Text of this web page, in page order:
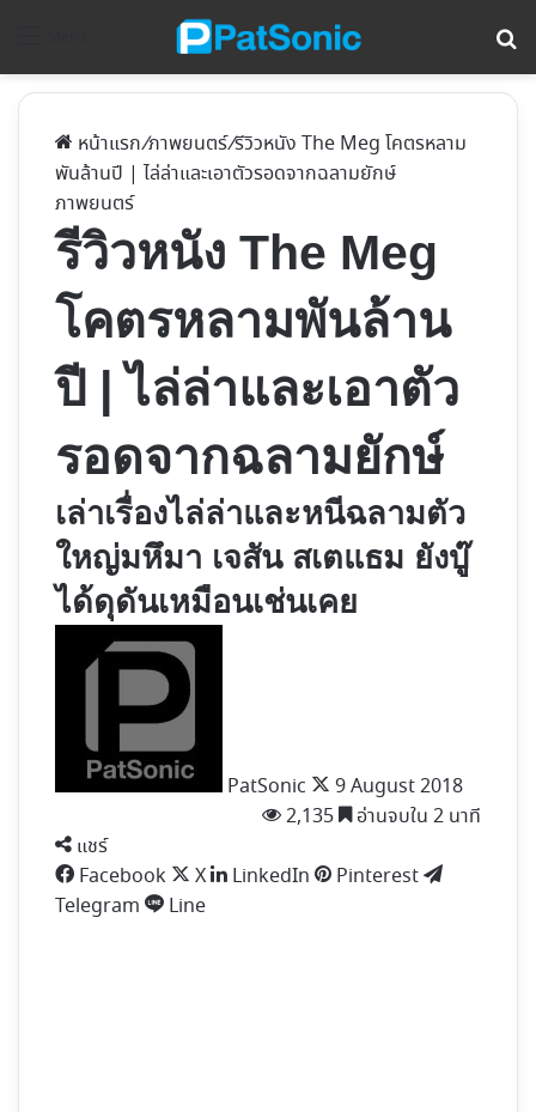
หน้าแรก/ภาพยนตร์/รีวิวหนัง The Meg โคตรหลาม
พันล้านปี | ไล่ล่าและเอาตัวรอดจากฉลามยักษ์
ภาพยนตร์
รีวิวหนัง The Meg
โคตรหลามพันล้าน
ปี | ไล่ล่าและเอาตัว
รอดจากฉลามยักษ์
เล่าเรื่องไล่ล่าและหนีฉลามตัว
ใหญ่มหึมา เจสัน สเตแธม ยังบู๊
ได้ดุดันเหมือนเช่นเคย
PatSonic
9 August 2018
2,135
อ่านจบใน 2 นาที
แชร์
Facebook
X LinkedIn
Pinterest
Telegram
Line